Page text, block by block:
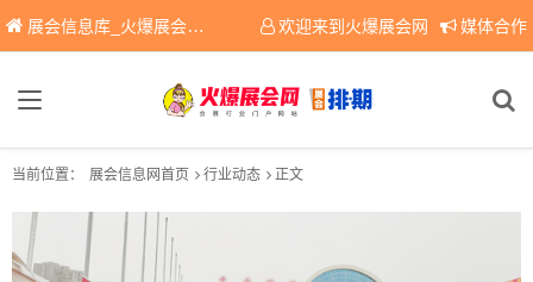
展会信息库_火爆展会网免费展会信息查询平台，提供专业会展服务！ 欢迎来到火爆展会网 媒体合作
当前位置： 展会信息网首页 行业动态 正文